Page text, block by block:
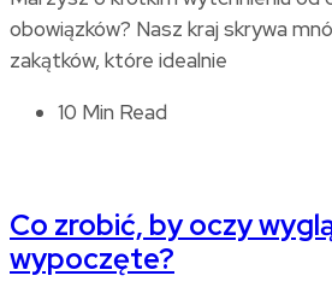
obowiązków? Nasz kraj skrywa
zakątków, które idealnie
10 Min Read
Co zrobić, by oczy
wypoczęte?